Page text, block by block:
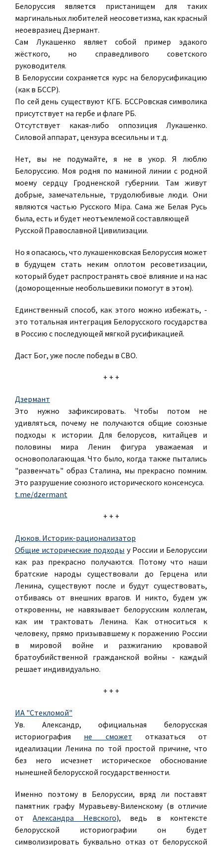
Белоруссия является пристанищем для таких
маргинальных любителей неосоветизма, как красный
неоевразиец Дзермант.
Сам Лукашенко являет собой пример эдакого
жёсткого, но справедливого советского
руководителя.
В Белоруссии сохраняется курс на белорусификацию
(как в БССР).
По сей день существуют КГБ. БССРовская символика
присутствует на гербе и флаге РБ.
Отсутствует какая-либо оппозиция Лукашенко.
Силовой аппарат, цензура всесильны и т.д.
Нет, вы не подумайте, я не в укор. Я люблю
Белоруссию. Моя родня по маминой линии с родной
моему сердцу Гродненской губернии. Там живут
добрые, замечательные, трудолюбивые люди. Они
являются частью Русского Міра. Сама же Белая Русь
была, есть и будет неотъемлемой составляющей
Русской Православной Цивилизации.
Но я опасаюсь, что лукашенковская Белоруссия может
в будущем стать неким оплотом ресоветизации,
который будет распространять своё влияние и на нас
(доморощенные необольшевики помогут в этом).
Единственный способ, как этого можно избежать, -
это тотальная интеграция Белорусского государства
в Россию с последующей мягкой русификацией.
Даст Бог, уже после победы в СВО.
+ + +
Дзермант
Это нужно зафиксировать. Чтобы потом не
удивляться, почему не получаются общие союзные
подходы к истории. Для белорусов, китайцев и
половины мира Ленин фигура уважаемая и
основополагающая. Что было, когда также пытались
"развенчать" образ Сталина, мы прекрасно помним.
Это разрушение союзного исторического консенсуса.
t.me/dzermant
+ + +
Дюков. Историк-рационализатор
Общие исторические подходы у России и Белоруссии
как раз прекрасно получаются. Потому что наши
братские народы существовали до Герцена или
Ленина, существуют после и будут существовать,
отбиваясь от внешних врагов. И никто, будем уж
откровенны, не навязывает белорусским коллегам,
как им трактовать Ленина. Как относиться к
человеку, прямо призывавшему к поражению России
в мировой войне и разжиганию кровавой
братоубийственной гражданской войны - каждый
решает индивидуально.
+ + +
ИА "Стекломой"
Ув. Александр, официальная белорусская
историография не сможет отказаться от
идеализации Ленина по той простой причине, что
без него исчезнет историческое обоснование
нынешней белорусской государственности.
Именно поэтому в Белоруссии, вряд ли поставят
памятник графу Муравьеву-Виленскому (в отличие
отАлександра Невского), ведь в контексте
белорусской историографии он будет
символизировать буквально отказ от белорусской